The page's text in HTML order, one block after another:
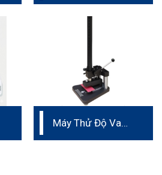
Máy Thử Độ Va